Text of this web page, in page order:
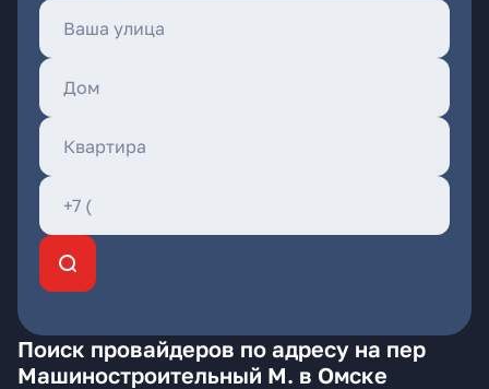
Поиск провайдеров по адресу на пер
Машиностроительный М. в Омске